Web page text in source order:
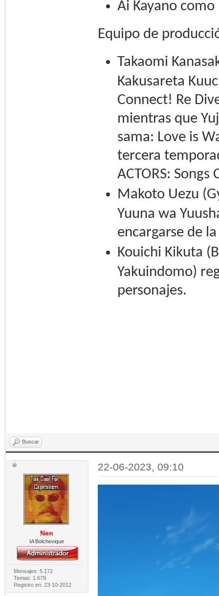
Ai Kayano como
Equipo de
Takaomi
Kakusareta
Connect! Re
mientras que
sama: Love is
tercera
ACTORS:
Makoto Uezu
Yuuna wa
encargarse de
Kouichi Kikuta
Yakuindomo)
personajes.
Buscar
Nen
IA Bolchevique
Mensajes: 5.172
Temas: 1.679
Registro en: 23-10-2012
22-06-2023, 09:10